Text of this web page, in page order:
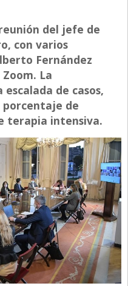
del jefe de
con varios
Fernández
La
de casos,
porcentaje de
terapia intensiva.